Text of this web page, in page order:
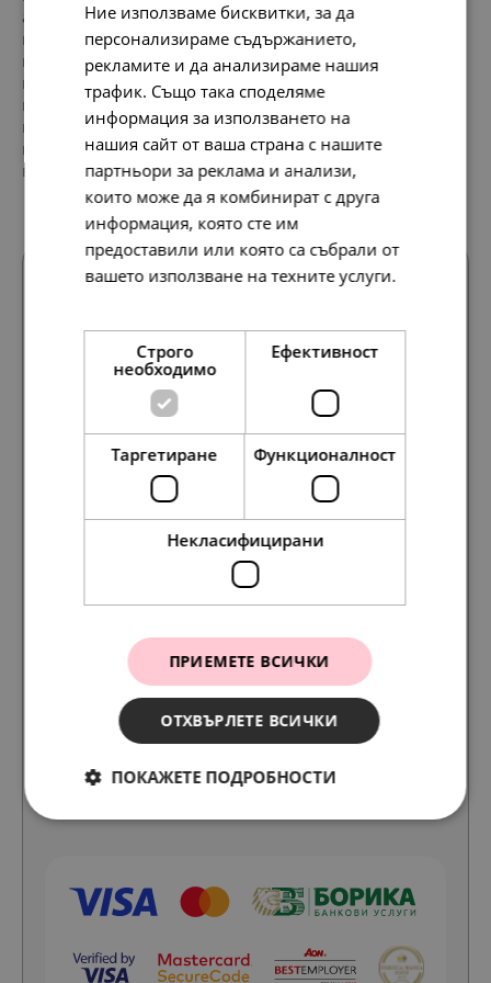
атрактивни, талисманите от колекцията ще Ви
напомнят за приключенията и вълшебния свят на
магьосника от Хогуортс. Вземете си мъничко магия за
всеки ден и покажете на всички любимия си герой от
книгите. Имайте предвид обаче, че талисманите от
колекцията HarryPotterxPandora са съвместими само с
модели от колекцията Pandora Moments. Разгледайте
всички Пандора талисманитук!
За нас
Магазини Pandora в България
Често задавани въпроси
Декларация за поверителност
Ваучери за подарък
Свободни работни позиции
За клиента
Как се гравира
Ние използваме бисквитки, за да
персонализираме съдържанието,
рекламите и да анализираме нашия
трафик. Също така споделяме
информация за използването на
нашия сайт от ваша страна с нашите
партньори за реклама и анализи,
които може да я комбинират с друга
информация, която сте им
предоставили или която са събрали от
вашето използване на техните услуги.
Строго
необходимо
Ефективност
Таргетиране Функционалност
Некласифицирани
ПРИЕМЕТЕ ВСИЧКИ
ОТХВЪРЛЕТЕ ВСИЧКИ
ПОКАЖЕТЕ ПОДРОБНОСТИ